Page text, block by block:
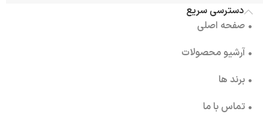
دسترسی سریع
• صفحه اصلی
• آرشیو محصولات
• برند ها
• تماس با ما